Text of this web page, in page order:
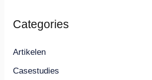
Categories
Artikelen
Casestudies